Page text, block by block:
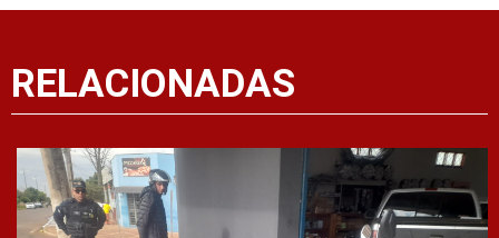
RELACIONADAS